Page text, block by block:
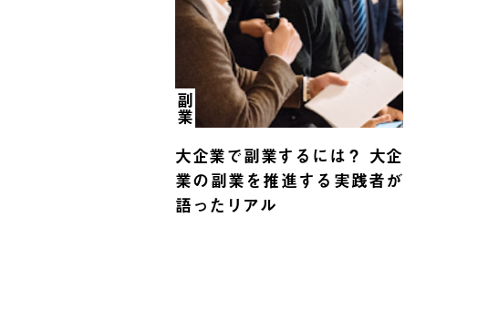
副業
大企業で副業するには？ 大企
業の副業を推進する実践者が
語ったリアル